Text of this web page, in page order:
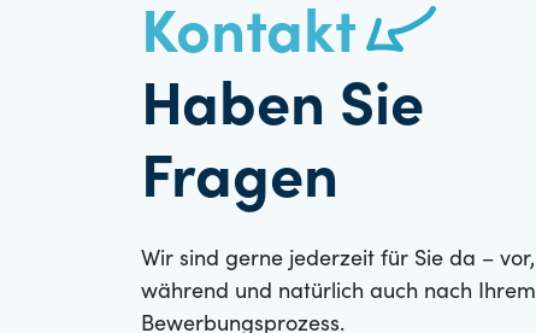
Kontakt
Haben Sie
Fragen
Wir sind gerne jederzeit für Sie da – vor,
während und natürlich auch nach Ihrem
Bewerbungsprozess.